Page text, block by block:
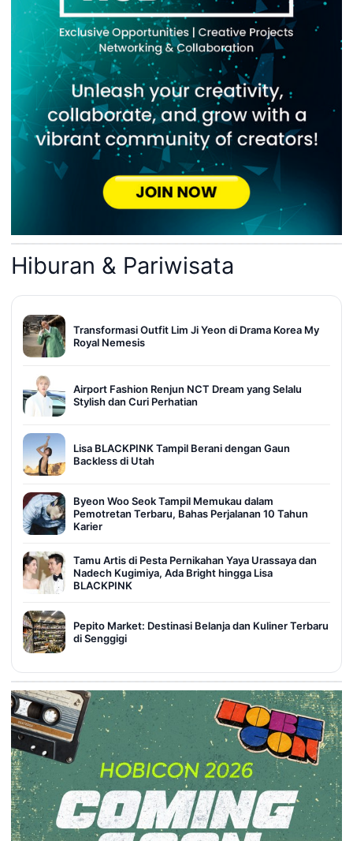
Hiburan & Pariwisata
Transformasi Outfit Lim Ji Yeon di Drama Korea My
Royal Nemesis
Airport Fashion Renjun NCT Dream yang Selalu
Stylish dan Curi Perhatian
Lisa BLACKPINK Tampil Berani dengan Gaun
Backless di Utah
Byeon Woo Seok Tampil Memukau dalam
Pemotretan Terbaru, Bahas Perjalanan 10 Tahun
Karier
Tamu Artis di Pesta Pernikahan Yaya Urassaya dan
Nadech Kugimiya, Ada Bright hingga Lisa
BLACKPINK
Pepito Market: Destinasi Belanja dan Kuliner Terbaru
di Senggigi